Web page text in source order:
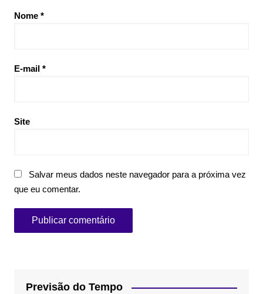
Nome *
E-mail *
Site
Salvar meus dados neste navegador para a próxima vez
que eu comentar.
Previsão do Tempo